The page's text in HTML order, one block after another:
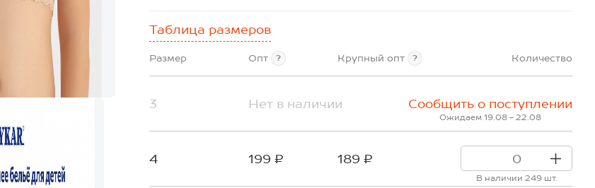
Таблица размеров
Размер Опт ? Крупный опт ? Количество
3 Нет в наличии Сообщить о поступлении
Ожидаем 19.08 - 22.08
4 199 ₽ 189 ₽
В наличии 249 шт.